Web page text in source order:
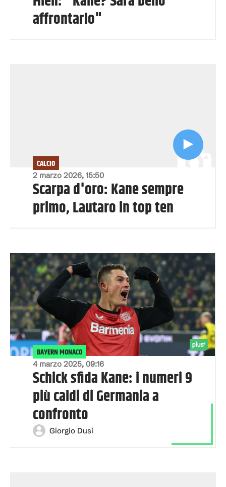
affrontarlo"
2 marzo 2026, 15:50
CALCIO
Scarpa d'oro: Kane sempre
primo, Lautaro in top ten
4 marzo 2025, 09:16
BAYERN MONACO
Schick sfida Kane: i numeri 9
più caldi di Germania a
confronto
Giorgio Dusi